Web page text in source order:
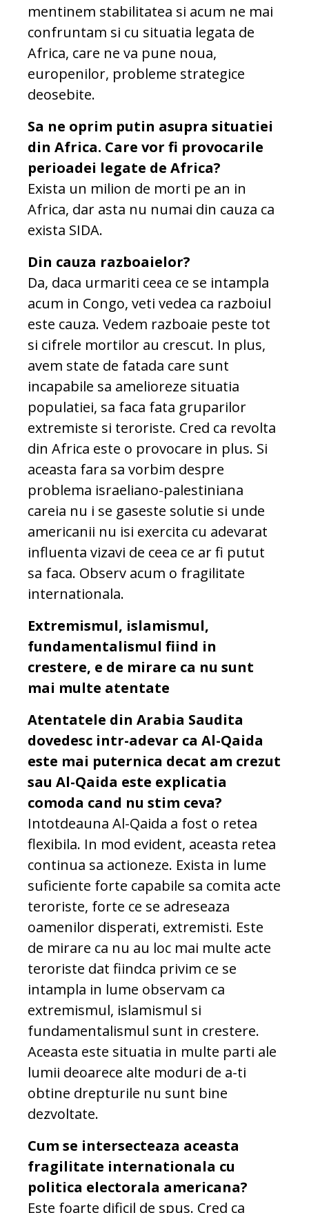
mentinem stabilitatea si acum ne mai
confruntam si cu situatia legata de
Africa, care ne va pune noua,
europenilor, probleme strategice
deosebite.
Sa ne oprim putin asupra situatiei
din Africa. Care vor fi provocarile
perioadei legate de Africa?
Exista un milion de morti pe an in
Africa, dar asta nu numai din cauza ca
exista SIDA.
Din cauza razboaielor?
Da, daca urmariti ceea ce se intampla
acum in Congo, veti vedea ca razboiul
este cauza. Vedem razboaie peste tot
si cifrele mortilor au crescut. In plus,
avem state de fatada care sunt
incapabile sa amelioreze situatia
populatiei, sa faca fata gruparilor
extremiste si teroriste. Cred ca revolta
din Africa este o provocare in plus. Si
aceasta fara sa vorbim despre
problema israeliano-palestiniana
careia nu i se gaseste solutie si unde
americanii nu isi exercita cu adevarat
influenta vizavi de ceea ce ar fi putut
sa faca. Observ acum o fragilitate
internationala.
Extremismul, islamismul,
fundamentalismul fiind in
crestere, e de mirare ca nu sunt
mai multe atentate
Atentatele din Arabia Saudita
dovedesc intr-adevar ca Al-Qaida
este mai puternica decat am crezut
sau Al-Qaida este explicatia
comoda cand nu stim ceva?
Intotdeauna Al-Qaida a fost o retea
flexibila. In mod evident, aceasta retea
continua sa actioneze. Exista in lume
suficiente forte capabile sa comita acte
teroriste, forte ce se adreseaza
oamenilor disperati, extremisti. Este
de mirare ca nu au loc mai multe acte
teroriste dat fiindca privim ce se
intampla in lume observam ca
extremismul, islamismul si
fundamentalismul sunt in crestere.
Aceasta este situatia in multe parti ale
lumii deoarece alte moduri de a-ti
obtine drepturile nu sunt bine
dezvoltate.
Cum se intersecteaza aceasta
fragilitate internationala cu
politica electorala americana?
Este foarte dificil de spus. Cred ca